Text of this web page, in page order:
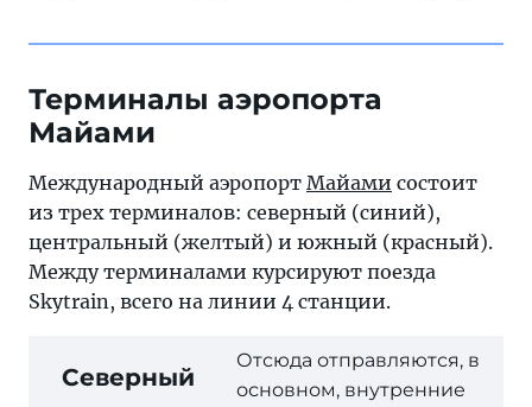
Терминалы аэропорта
Майами
Международный аэропорт Майами состоит
из трех терминалов: северный (синий),
центральный (желтый) и южный (красный).
Между терминалами курсируют поезда
Skytrain, всего на линии 4 станции.
Северный
Отсюда отправляются, в
основном, внутренние